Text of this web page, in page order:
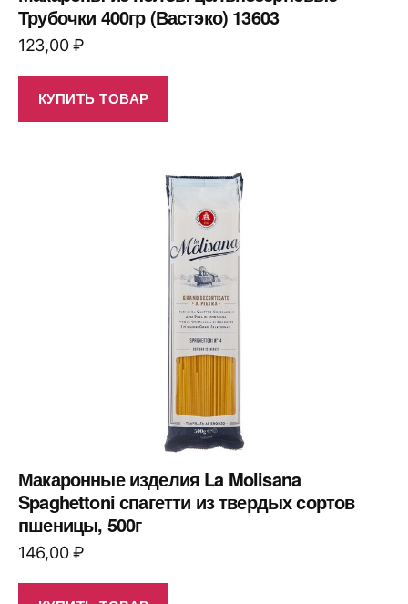
Трубочки 400гр (Вастэко) 13603
123,00₽
КУПИТЬ ТОВАР
Макаронные изделия La Molisana
Spaghettoni спагетти из твердых сортов
пшеницы, 500г
146,00₽